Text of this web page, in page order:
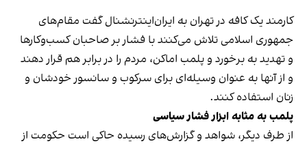
کارمند یک کافه در تهران به ایران‌اینترنشنال گفت مقام‌های
جمهوری اسلامی تلاش می‌کنند با فشار بر صاحبان کسب‌وکارها
و تهدید به برخورد و پلمب اماکن، مردم را در برابر هم قرار دهند
و از آنها به عنوان وسیله‌ای برای سرکوب و سانسور خودشان و
زنان استفاده کنند.
پلمب به مثابه ابزار فشار سیاسی
از طرف دیگر، شواهد و گزارش‌های رسیده حاکی است حکومت از